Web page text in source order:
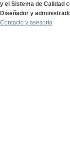
y el Sistema de Calidad
Diseñador y
Contacto y asesoría